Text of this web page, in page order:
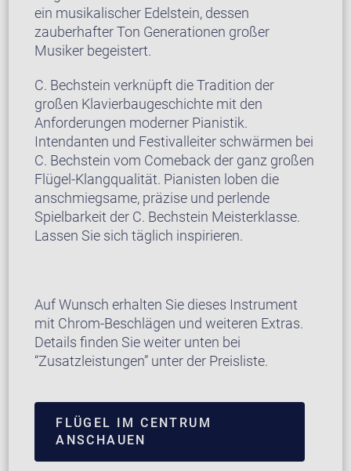
ein musikalischer Edelstein, dessen
zauberhafter Ton Generationen großer
Musiker begeistert.
C. Bechstein verknüpft die Tradition der
großen Klavierbaugeschichte mit den
Anforderungen moderner Pianistik.
Intendanten und Festivalleiter schwärmen bei
C. Bechstein vom Comeback der ganz großen
Flügel-Klangqualität. Pianisten loben die
anschmiegsame, präzise und perlende
Spielbarkeit der C. Bechstein Meisterklasse.
Lassen Sie sich täglich inspirieren.
Auf Wunsch erhalten Sie dieses Instrument
mit Chrom-Beschlägen und weiteren Extras.
Details finden Sie weiter unten bei
“Zusatzleistungen” unter der Preisliste.
FLÜGEL IM CENTRUM
ANSCHAUEN